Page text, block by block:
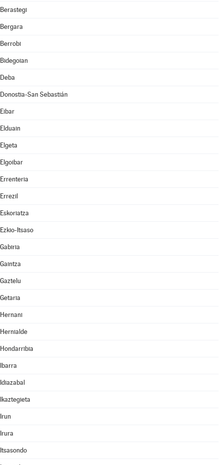
Berastegi
Bergara
Berrobi
Bidegoian
Deba
Donostia-San Sebastián
Eibar
Elduain
Elgeta
Elgoibar
Errenteria
Errezil
Eskoriatza
Ezkio-Itsaso
Gabiria
Gaintza
Gaztelu
Getaria
Hernani
Hernialde
Hondarribia
Ibarra
Idiazabal
Ikaztegieta
Irun
Irura
Itsasondo